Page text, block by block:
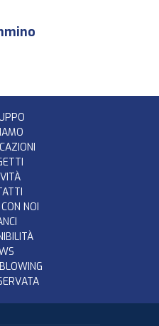
NOI